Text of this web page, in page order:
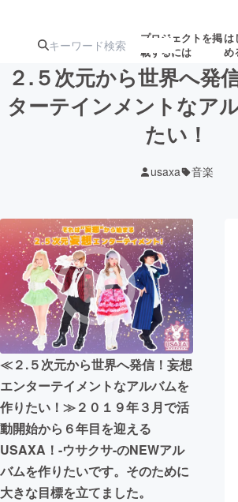
プロジェクトを掲
載するには
は
め
注目の新着プロ 募集終了
テクノロジー・ガジェット
映像・映画
ビジネス・起業
まちづくり・地域活性化
CAMPFIRE for Social Good
CAMPFIREふるさと納税machi-ya
２.５次元から世界へ発
ターテインメントなア
たい！
usaxa 音楽
≪２.５次元から世界へ発信！妄想
エンターテイメントなアルバムを
作りたい！≫２０１９年３月で活
動開始から６年目を迎える
USAXA！-ウサクサ-のNEWアル
バムを作りたいです。そのために
大きな目標を立てました。